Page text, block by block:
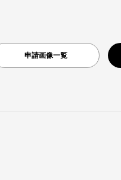
申請画像一覧